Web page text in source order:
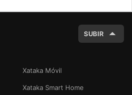
SUBIR
Xataka Móvil
Xataka Smart Home